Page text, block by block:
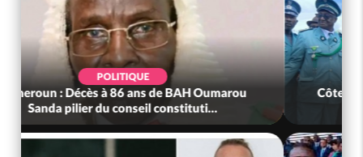
POLITIQUE
Côte d'Ivoire : 66e anniversaire de
l'Indépendance, les Forces de Défense e...